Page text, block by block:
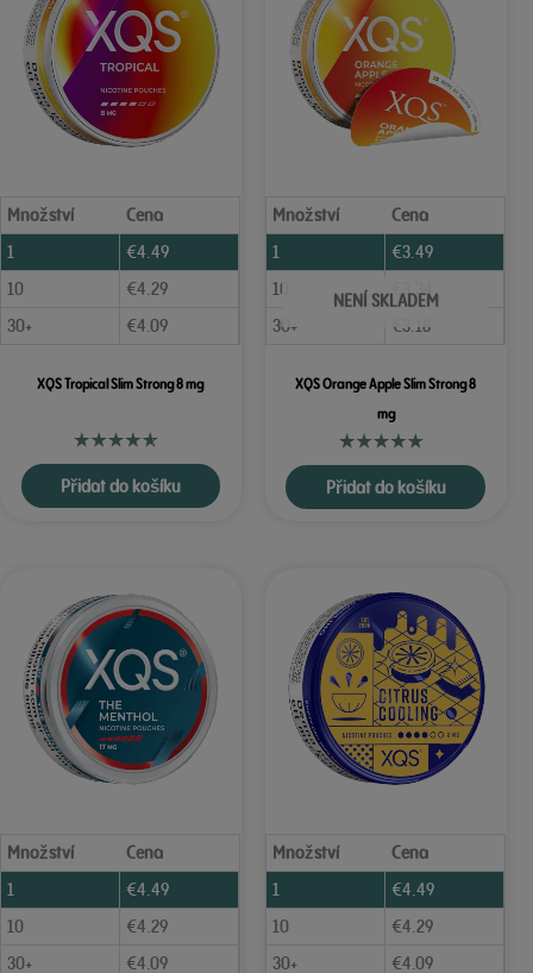
Množství
Cena
1
€4.49
10
€4.29
30+
€4.09
XQS Tropical Slim Strong 8 mg
Přidat do košíku
Množství
Cena
1
€3.49
10
€ 3.34
30+
€ 3.18
NENÍ SKLADEM
XQS Orange Apple Slim Strong 8
mg
Přidat do košíku
Množství
Cena
1
€4.49
10
€4.29
30+
€4.09
Množství
Cena
1
€4.49
10
€4.29
30+
€4.09